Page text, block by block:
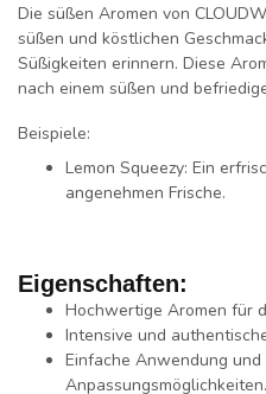
Die süßen Aromen von
süßen und köstlichen
Süßigkeiten erinnern. Diese
nach einem süßen und
Beispiele:
Lemon Squeezy: Ein
angenehmen Frische.
Eigenschaften:
Hochwertige Aromen für
Intensive und
Einfache Anwendung
Anpassungsmöglichkeiten.